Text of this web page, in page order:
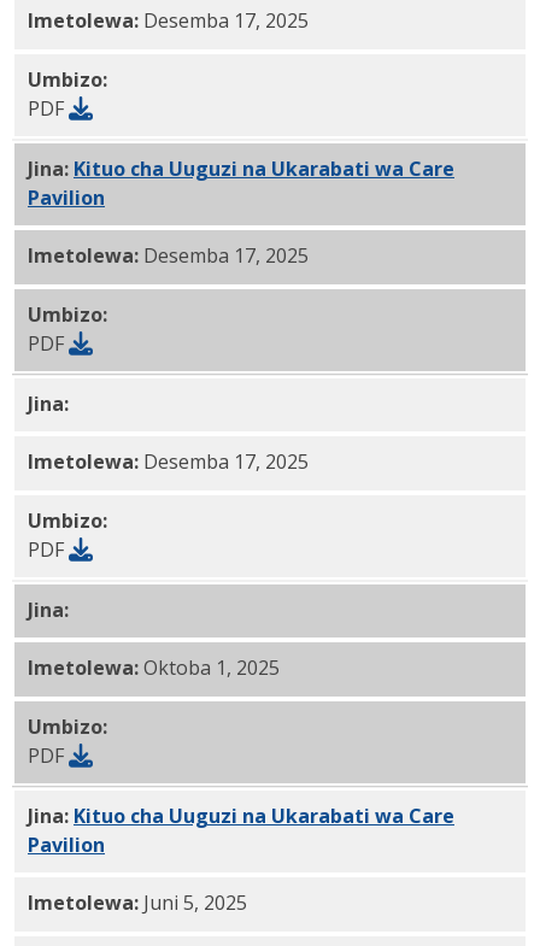
Imetolewa: Desemba 17, 2025
Umbizo:
PDF
Jina: Kituo cha Uuguzi na Ukarabati wa Care
Pavilion
Imetolewa: Desemba 17, 2025
Umbizo:
PDF
Jina:Kituo cha Uuguzi na Ukarabati cha York PDF
Imetolewa: Desemba 17, 2025
Umbizo:
PDF
Jina:Kituo cha
Imetolewa:Oktoba 1, 2025
Umbizo:
PDF
Jina: Kituo cha Uuguzi na Ukarabati wa Care
Pavilion
Imetolewa: Juni 5, 2025